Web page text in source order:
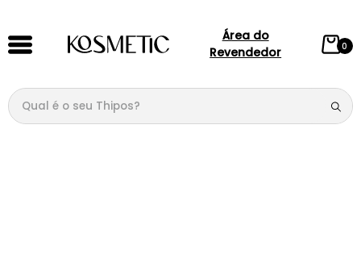
Área do
Revendedor
0
Qual é o seu Thipos?